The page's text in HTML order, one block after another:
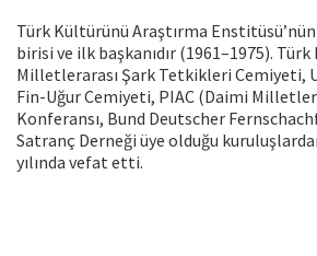
Türk Kültürünü Araştırma
birisi ve ilk başkanıdır (1961–1975).
Milletlerarası Şark Tetkikleri Cemiyeti,
Fin-Uğur Cemiyeti, PIAC (Daimi
Konferansı, Bund Deutscher
Satranç Derneği üye olduğu
yılında vefat etti.